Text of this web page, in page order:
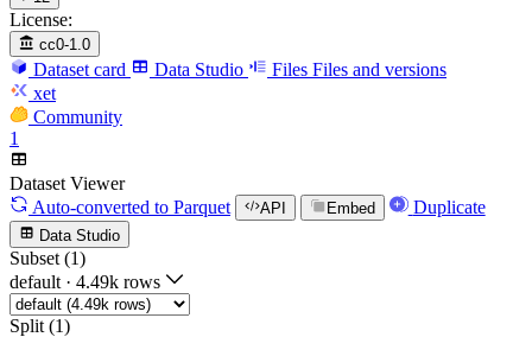
License:
cc0-1.0
Dataset card Data Studio Files Files and versions
xet
Community
1
Dataset Viewer
Auto-converted to Parquet API Embed Duplicate
Data Studio
Subset (1)
default · 4.49k rows
Split (1)